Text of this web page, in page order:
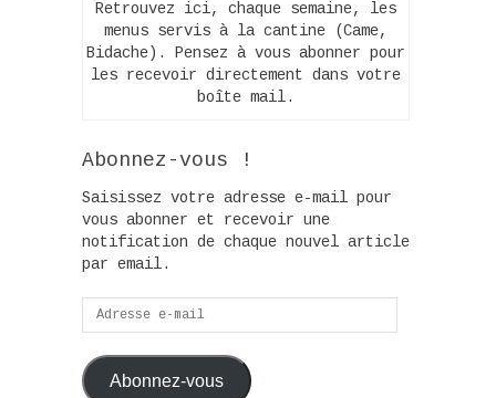
Retrouvez ici, chaque semaine, les
menus servis à la cantine (Came,
Bidache). Pensez à vous abonner pour
les recevoir directement dans votre
boîte mail.
Abonnez-vous !
Saisissez votre adresse e-mail pour
vous abonner et recevoir une
notification de chaque nouvel article
par email.
Adresse
e-
mail
Abonnez-vous